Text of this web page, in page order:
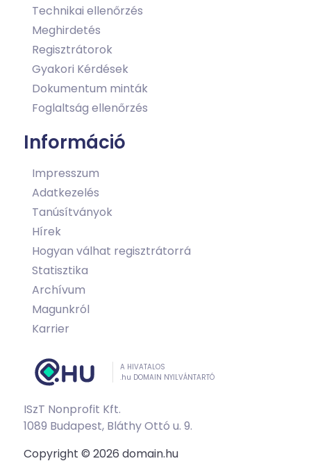
Technikai ellenőrzés
Meghirdetés
Regisztrátorok
Gyakori Kérdések
Dokumentum minták
Foglaltság ellenőrzés
Információ
Impresszum
Adatkezelés
Tanúsítványok
Hírek
Hogyan válhat regisztrátorrá
Statisztika
Archívum
Magunkról
Karrier
A HIVATALOS
.hu DOMAIN NYILVÁNTARTÓ
ISzT Nonprofit Kft.
1089 Budapest, Bláthy Ottó u. 9.
Copyright © 2026 domain.hu